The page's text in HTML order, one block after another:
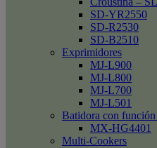
SD-YR2550
SD-R2530
SD-B2510
Exprimidores
MJ-L900
MJ-L800
MJ-L700
MJ-L501
Batidora con
MX-HG4401
Multi-Cookers